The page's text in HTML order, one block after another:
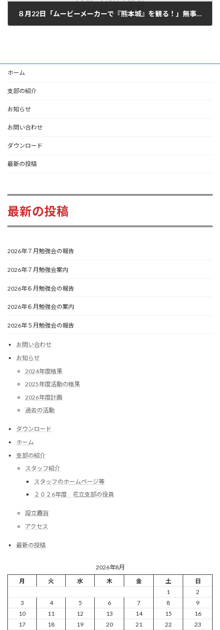
８月22日「ムービーメーカーで『熊本城』を観る！」無事終了
ホーム
支部の紹介
お知らせ
お問い合わせ
ダウンロード
最新の投稿
最新の投稿
2026年７月勉強会の報告
2026年７月勉強会案内
2026年６月勉強会の報告
2026年６月勉強会の案内
2026年５月勉強会の報告
お問い合わせ
お知らせ
2024年度結果
2025年度活動の結果
2026年度計画
過去の活動
ダウンロード
ホーム
支部の紹介
スタッフ紹介
スタッフのホームページ等
２０２6年度 花立支部の役員
設立趣旨
アクセス
最新の投稿
2026年8月
月
火 水 木 金 土
日
1
2
3
4 5 6 7 8
9
10
11 12 13 14 15
16
17
18 19 20 21 22 23